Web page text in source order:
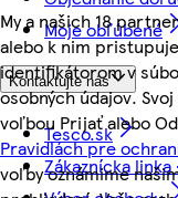
My a našich 18
alebo k nim
identifikátorom v
osobných údajov.
voľbou Prijať alebo
Pravidlách pre
voľby oznámime
Moje obľúbené
Kontaktujte nás
Tesco.sk
Zákaznícka